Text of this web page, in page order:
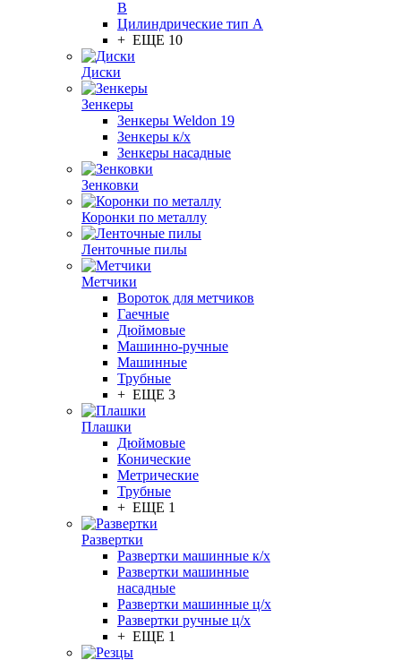
B
Цилиндрические тип А
+ ЕЩЕ 10
Диски
Зенкеры
Зенкеры Weldon 19
Зенкеры к/х
Зенкеры насадные
Зенковки
Коронки по металлу
Ленточные пилы
Метчики
Вороток для метчиков
Гаечные
Дюймовые
Машинно-ручные
Машинные
Трубные
+ ЕЩЕ 3
Плашки
Дюймовые
Конические
Метрические
Трубные
+ ЕЩЕ 1
Развертки
Развертки машинные к/х
Развертки машинные
насадные
Развертки машинные ц/х
Развертки ручные ц/х
+ ЕЩЕ 1